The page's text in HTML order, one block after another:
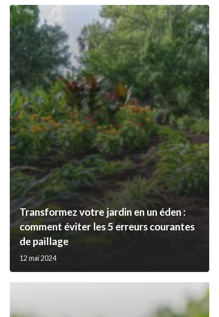
Transformez votre jardin en un éden :
comment éviter les 5 erreurs courantes
de paillage
12 mai 2024